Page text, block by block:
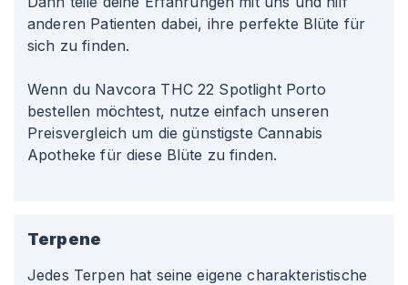
anderen Patienten dabei, ihre perfekte Blüte für
sich zu finden.
Wenn du Navcora THC 22 Spotlight Porto
bestellen möchtest, nutze einfach unseren
Preisvergleich um die günstigste Cannabis
Apotheke für diese Blüte zu finden.
Terpene
Jedes Terpen hat seine eigene charakteristische